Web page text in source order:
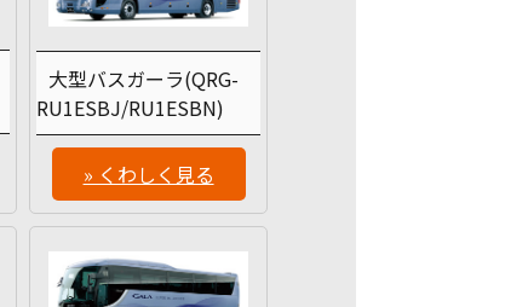
大型バスガーラ(QRG-
RU1ESBJ/RU1ESBN)
» くわしく見る